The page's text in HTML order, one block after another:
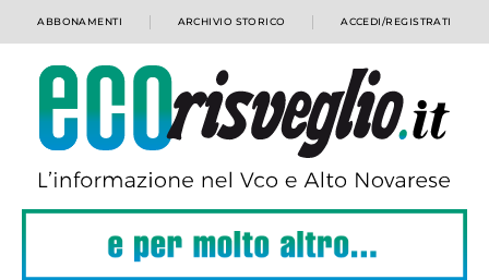
ABBONAMENTI ARCHIVIO STORICO ACCEDI/REGISTRATI